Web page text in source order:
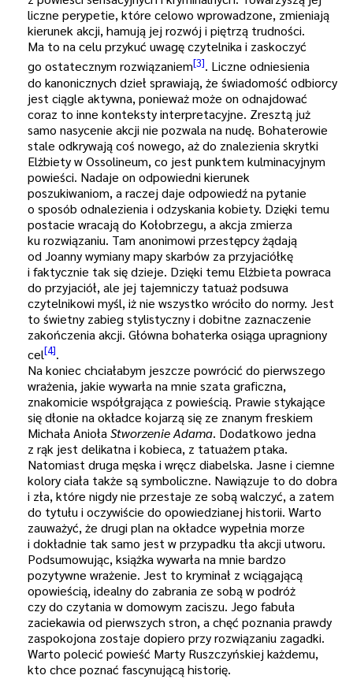
liczne perypetie, które celowo wprowadzone, zmieniają
kierunek akcji, hamują jej rozwój i piętrzą trudności.
Ma to na celu przykuć uwagę czytelnika i zaskoczyć
go ostatecznym rozwiązaniem[3]. Liczne odniesienia
do kanonicznych dzieł sprawiają, że świadomość odbiorcy
jest ciągle aktywna, ponieważ może on odnajdować
coraz to inne konteksty interpretacyjne. Zresztą już
samo nasycenie akcji nie pozwala na nudę. Bohaterowie
stale odkrywają coś nowego, aż do znalezienia skrytki
Elżbiety w Ossolineum, co jest punktem kulminacyjnym
powieści. Nadaje on odpowiedni kierunek
poszukiwaniom, a raczej daje odpowiedź na pytanie
o sposób odnalezienia i odzyskania kobiety. Dzięki temu
postacie wracają do Kołobrzegu, a akcja zmierza
ku rozwiązaniu. Tam anonimowi przestępcy żądają
od Joanny wymiany mapy skarbów za przyjaciółkę
i faktycznie tak się dzieje. Dzięki temu Elżbieta powraca
do przyjaciół, ale jej tajemniczy tatuaż podsuwa
czytelnikowi myśl, iż nie wszystko wróciło do normy. Jest
to świetny zabieg stylistyczny i dobitne zaznaczenie
zakończenia akcji. Główna bohaterka osiąga upragniony
cel[4].
Na koniec chciałabym jeszcze powrócić do pierwszego
wrażenia, jakie wywarła na mnie szata graficzna,
znakomicie współgrająca z powieścią. Prawie stykające
się dłonie na okładce kojarzą się ze znanym freskiem
Michała Anioła Stworzenie Adama. Dodatkowo jedna
z rąk jest delikatna i kobieca, z tatuażem ptaka.
Natomiast druga męska i wręcz diabelska. Jasne i ciemne
kolory ciała także są symboliczne. Nawiązuje to do dobra
i zła, które nigdy nie przestaje ze sobą walczyć, a zatem
do tytułu i oczywiście do opowiedzianej historii. Warto
zauważyć, że drugi plan na okładce wypełnia morze
i dokładnie tak samo jest w przypadku tła akcji utworu.
Podsumowując, książka wywarła na mnie bardzo
pozytywne wrażenie. Jest to kryminał z wciągającą
opowieścią, idealny do zabrania ze sobą w podróż
czy do czytania w domowym zaciszu. Jego fabuła
zaciekawia od pierwszych stron, a chęć poznania prawdy
zaspokojona zostaje dopiero przy rozwiązaniu zagadki.
Warto polecić powieść Marty Ruszczyńskiej każdemu,
kto chce poznać fascynującą historię.